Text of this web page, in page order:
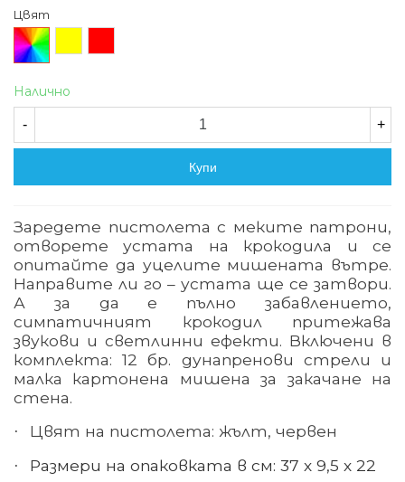
Цвят
Произволен/
микс
Налично
- +
Купи
Заредете пистолета с меките патрони,
отворете устата на крокодила и се
опитайте да уцелите мишената вътре.
Направите ли го – устата ще се затвори.
А за да е пълно забавлението,
симпатичният крокодил притежава
звукови и светлинни ефекти. Включени в
комплекта: 12 бр. дунапренови стрели и
малка картонена мишена за закачане на
стена.
· Цвят на пистолета: жълт, червен
· Размери на опаковката в см: 37 х 9,5 х 22